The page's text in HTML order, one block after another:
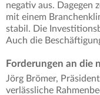
negativ aus. Dagegen
mit einem
stabil. Die
Auch die
Forderungen an die
Jörg Brömer,
verlässliche